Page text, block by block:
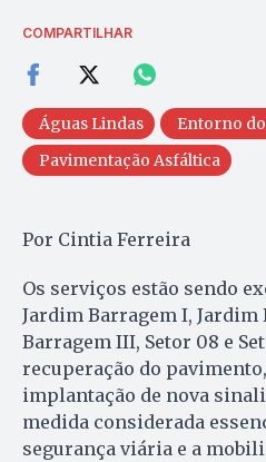
COMPARTILHAR
Águas Lindas Entorno
Pavimentação Asfáltica
Por Cintia Ferreira
Os serviços estão sendo
Jardim Barragem I,
Barragem III, Setor 08 e
recuperação do
implantação de nova
medida considerada
segurança viária e a